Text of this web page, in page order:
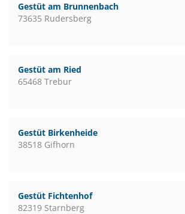
Gestüt am Brunnenbach
73635 Rudersberg
Gestüt am Ried
65468 Trebur
Gestüt Birkenheide
38518 Gifhorn
Gestüt Fichtenhof
82319 Starnberg